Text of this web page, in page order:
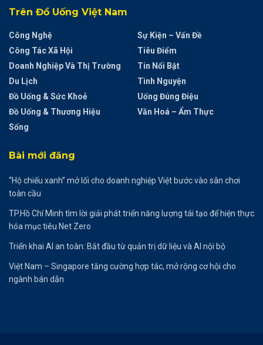
Trên Đồ Uống Việt Nam
Công Nghệ
Công Tác Xã Hội
Doanh Nghiệp Và Thị Trường
Du Lịch
Đồ Uống & Sức Khoẻ
Đồ Uống & Thương Hiệu
Sống
Sự Kiện – Vấn Đề
Tiêu Điểm
Tin Nổi Bật
Tình Nguyện
Uống Đúng Điệu
Văn Hoá – Ẩm Thực
Bài mới đăng
“Hộ chiếu xanh” mở lối cho doanh nghiệp Việt bước vào sân chơi
toàn cầu
TP.Hồ Chí Minh tìm lời giải phát triển năng lượng tái tạo để hiện thực
hóa mục tiêu Net Zero
Triển khai AI an toàn: Bắt đầu từ quản trị dữ liệu và AI nội bộ
Việt Nam – Singapore tăng cường hợp tác, mở rộng cơ hội cho
ngành bán dẫn